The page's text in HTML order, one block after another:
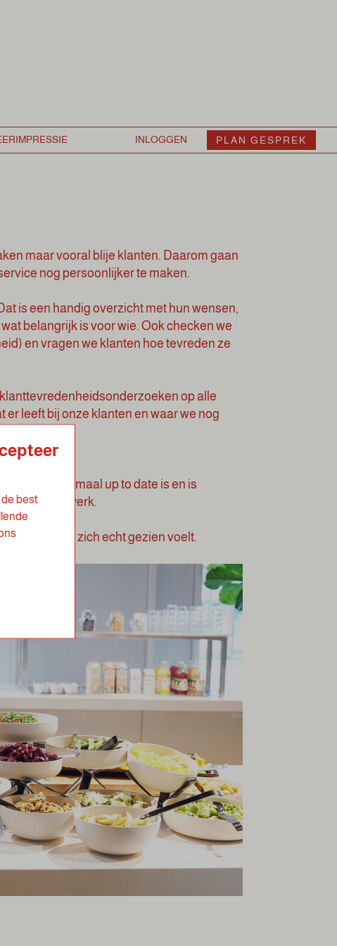
PLAN GESPREK
maar vooral blije klanten. Daarom gaan
nog persoonlijker te maken.
is een handig overzicht met hun wensen,
belangrijk is voor wie. Ook checken we
en vragen we klanten hoe tevreden ze
op alle
er leeft bij onze klanten en waar we nog
die helemaal up to date is en is
in ons werk.
elke klant zich echt gezien voelt.
best